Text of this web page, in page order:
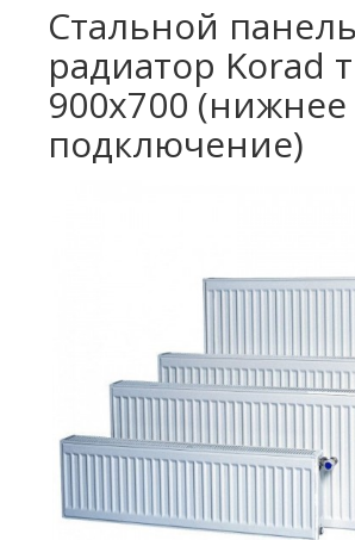
Стальной
радиатор Korad
900х700 (нижнее
подключение)